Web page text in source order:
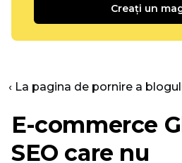
Creați un
‹ La pagina de pornire a
E-commerce
SEO care nu